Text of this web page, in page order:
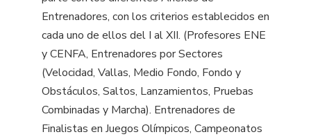
Entrenadores, con los criterios establecidos en
cada uno de ellos del I al XII. (Profesores ENE
y CENFA, Entrenadores por Sectores
(Velocidad, Vallas, Medio Fondo, Fondo y
Obstáculos, Saltos, Lanzamientos, Pruebas
Combinadas y Marcha). Entrenadores de
Finalistas en Juegos Olímpicos, Campeonatos